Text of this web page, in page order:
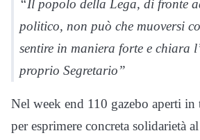
“Il popolo della Lega, di fronte
politico, non può che muoversi
sentire in maniera forte e chiara
proprio Segretario”
Nel week end 110 gazebo aperti
per esprimere concreta solidarietà